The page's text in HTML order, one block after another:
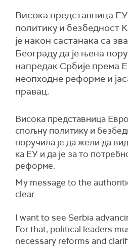
Висока представница
политику и безбедност
је након састанака са
Београду да је њена
напредак Србије према
неопходне реформе и
правац.
Висока представница
спољну политику и
поручила је да жели да
ка ЕУ и да је за то
реформе.
My message to the
clear.
I want to see Serbia
For that, political leaders
necessary reforms and